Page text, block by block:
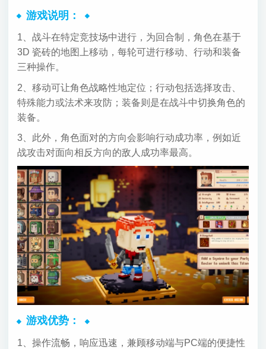
游戏说明：
1、战斗在特定竞技场中进行，为回合制，角色在基于
3D 瓷砖的地图上移动，每轮可进行移动、行动和装备
三种操作。
2、移动可让角色战略性地定位；行动包括选择攻击、
特殊能力或法术来攻防；装备则是在战斗中切换角色的
装备。
3、此外，角色面对的方向会影响行动成功率，例如近
战攻击对面向相反方向的敌人成功率最高。
游戏优势：
1、操作流畅，响应迅速，兼顾移动端与PC端的便捷性